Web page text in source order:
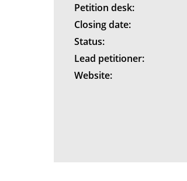
Petition desk:
Closing date:
Status:
Lead petitioner:
Website: